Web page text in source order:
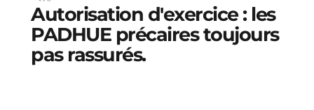
Autorisation d'exercice : les
PADHUE précaires toujours
pas rassurés.